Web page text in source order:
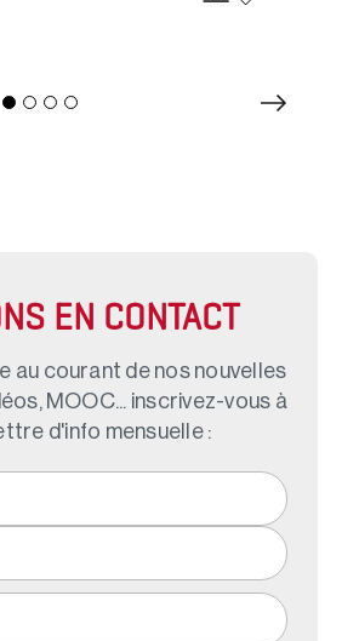
EN CONTACT
au courant de nos nouvelles
MOOC... inscrivez-vous à
d'info mensuelle :